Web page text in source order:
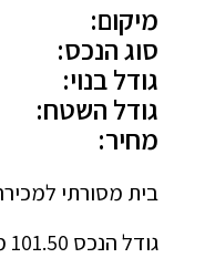
מיקום:
סוג הנכס:
גודל בנוי:
גודל השטח:
מחיר:
בית מסורתי
גודל הנכס 101.50 מ"ר עם שלושה חדרי שינה,